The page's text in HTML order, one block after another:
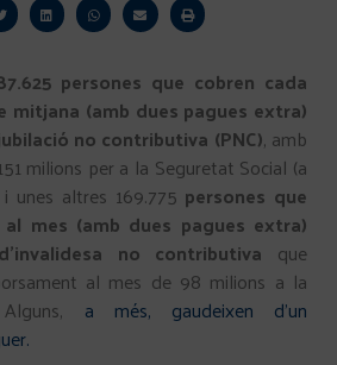
persones que cobren cada
mitjana (amb dues pagues extra)
no contributiva (PNC), amb
milions per a la Seguretat Social (a
unes altres 169.775 persones que
mes (amb dues pagues extra)
no contributiva que
al mes de 98 milions a la
a més, gaudeixen d’un